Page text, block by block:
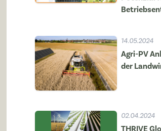
14.05.2024
Agri-PV
der
02.04.2024